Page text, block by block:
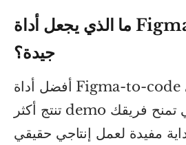
ما الذي يجعل أداة Figma to Code
جيدة؟
أفضل أداة Figma-to-code ليست الأداة التي
تنتج أكثر demo إثارة. إنها الأداة التي تمنح فريقك